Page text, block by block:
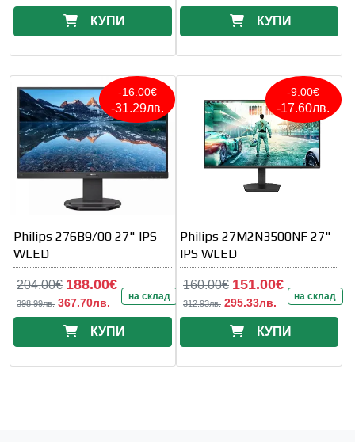
КУПИ КУПИ
-16.00€
-31.29лв.
Philips 276B9/00 27" IPS
WLED
204.00€ 188.00€
398.99лв. 367.70лв. на склад
КУПИ
-9.00€
-17.60лв.
Philips 27M2N3500NF 27"
IPS WLED
160.00€ 151.00€
312.93лв. 295.33лв. на склад
КУПИ